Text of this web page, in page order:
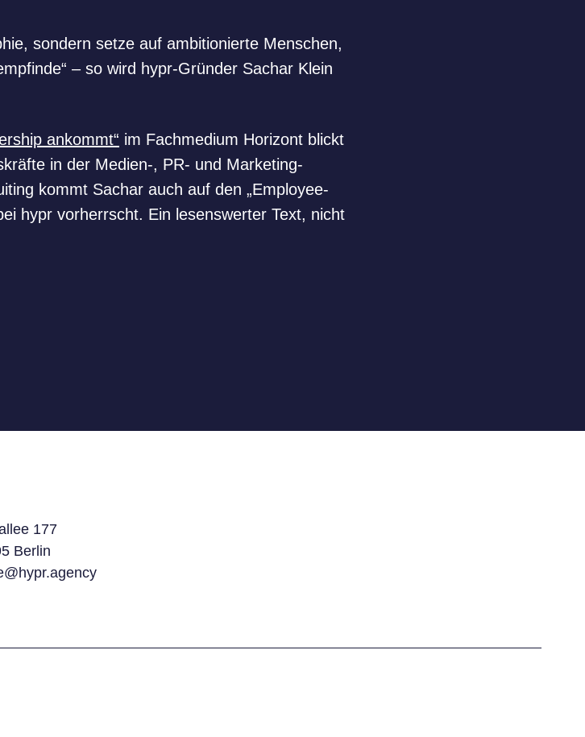
sondern setze auf ambitionierte Menschen,
– so wird hypr-Gründer Sachar Klein
ankommt“ im Fachmedium Horizont blickt
in der Medien-, PR- und Marketing-
kommt Sachar auch auf den „Employee-
hypr vorherrscht. Ein lesenswerter Text, nicht
177
Berlin